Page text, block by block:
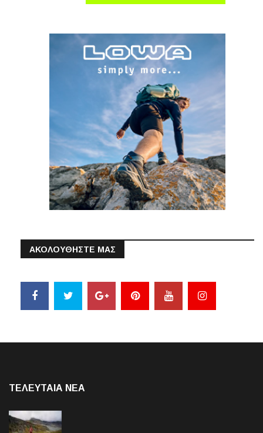
ΑΚΟΛΟΥΘΗΣΤΕ ΜΑΣ
ΤΕΛΕΥΤΑΙΑ NEA